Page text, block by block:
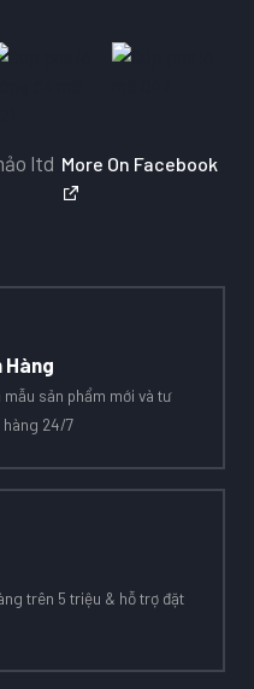
ltd More On Facebook
Hàng
sản phẩm mới và tư
24/7
trên 5 triệu & hỗ trợ đặt